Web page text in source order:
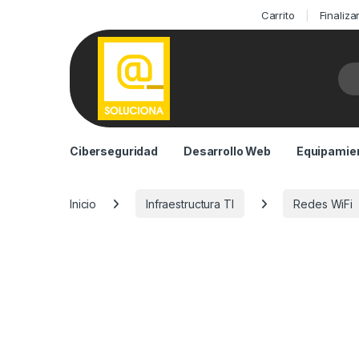
Carrito
Ciberseguridad Desarrollo Web
Inicio Infraestructura TI Redes WiFi